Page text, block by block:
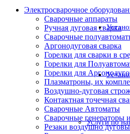
Услуги по
Электросварочное
Сварочные аппараты
Ручная дуговая сварка
Сварочные
Аргонодуговая сварка
Горелки для сварки в
Горелки для
Горелки для
Плазматроны, их
Воздушно-дуговая
Контактная точечная
Сварочные Автоматы
Сварочные генераторы
Резаки воздушно